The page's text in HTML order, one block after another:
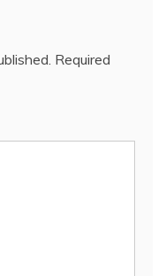
Required